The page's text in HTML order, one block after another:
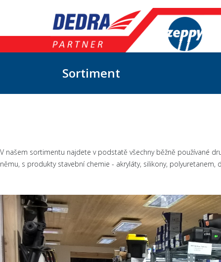
Sortiment
V našem sortimentu najdete v podstatě všechny běžně používané
němu, s produkty stavební chemie - akryláty, silikony,